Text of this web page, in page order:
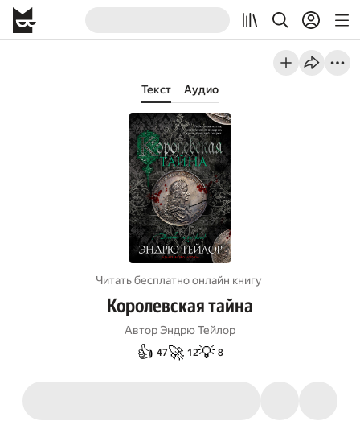
Текст Аудио
Читать бесплатно онлайн книгу
Королевская тайна
АвторЭндрю Тейлор
👍 47🚀 12💡 8